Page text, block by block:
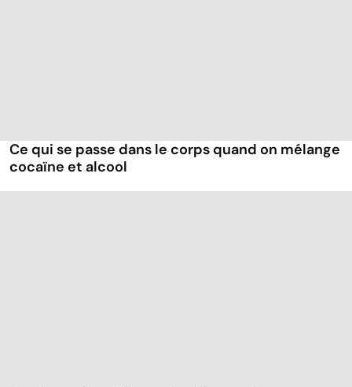
Ce qui se passe dans le corps quand on mélange
cocaïne et alcool